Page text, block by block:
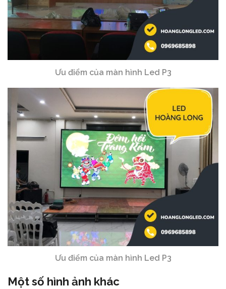
Ưu điểm của màn hình Led P3
Ưu điểm của màn hình Led P3
Một số hình ảnh khác